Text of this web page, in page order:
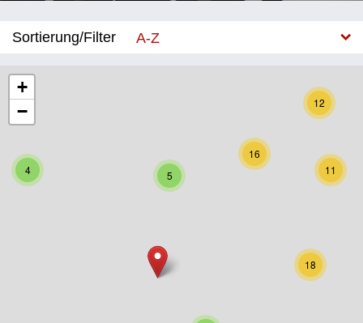
Sortierung/Filter
A-Z
Kärnten
Oberösterreich
Salzburg
5
12
16
11
18
4
+
−